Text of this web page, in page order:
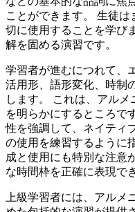
ことができます。 生徒
切に使用することを学び
解を固める演習です。
学習者が進むにつれて、
活用形、語形変化、時制
します。 これは、アル
を明らかにするところで
性を強調して、ネイティ
の使用を練習するように
成と使用にも特別な注意
な時間枠を正確に表現で
上級学習者には、アルメ